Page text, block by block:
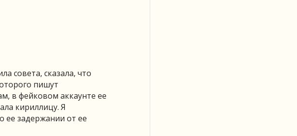
совета, сказала, что
пишут
в фейковом аккаунте ее
кириллицу. Я
ее задержании от ее